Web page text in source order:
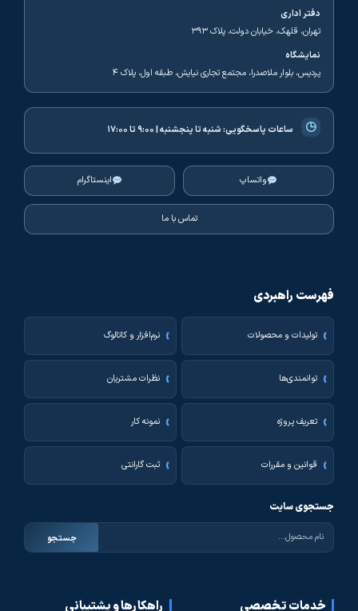
دفتر اداری
تهران، قلهک، خیابان دولت، پلاک ۳۹۳
نمایشگاه
پردیس، بلوار ملاصدرا، مجتمع تجاری نیایش، طبقه اول، پلاک ۴
◷ ساعات پاسخگویی:شنبه تا پنجشنبه | ۹:۰۰ تا ۱۷:۰۰
واتساپ اینستاگرام
تماس با ما
فهرست راهبردی
تولیدات و محصولات نرم‌افزار و کاتالوگ
توانمندی‌ها نظرات مشتریان
تعریف پروژه نمونه کار
قوانین و مقررات ثبت گارانتی
جستجوی سایت
جستجو
خدمات تخصصی راهکارها و پشتیبانی